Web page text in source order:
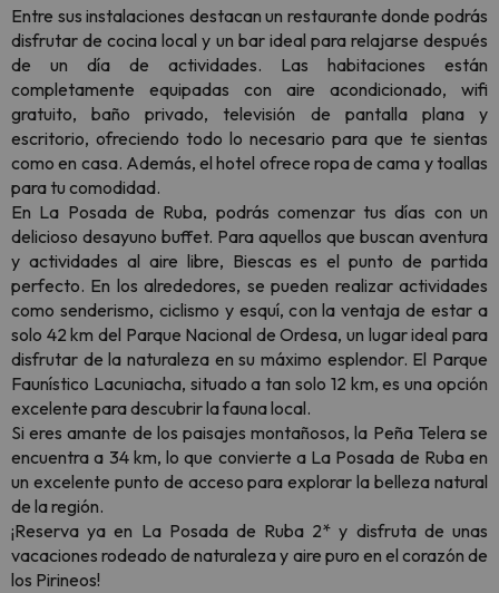
Entre sus instalaciones destacan un restaurante donde podrás
disfrutar de cocina local y un bar ideal para relajarse después
de un día de actividades. Las habitaciones están
completamente equipadas con aire acondicionado, wifi
gratuito, baño privado, televisión de pantalla plana y
escritorio, ofreciendo todo lo necesario para que te sientas
como en casa. Además, el hotel ofrece ropa de cama y toallas
para tu comodidad.
En La Posada de Ruba, podrás comenzar tus días con un
delicioso desayuno buffet. Para aquellos que buscan aventura
y actividades al aire libre, Biescas es el punto de partida
perfecto. En los alrededores, se pueden realizar actividades
como senderismo, ciclismo y esquí, con la ventaja de estar a
solo 42 km del Parque Nacional de Ordesa, un lugar ideal para
disfrutar de la naturaleza en su máximo esplendor. El Parque
Faunístico Lacuniacha, situado a tan solo 12 km, es una opción
excelente para descubrir la fauna local.
Si eres amante de los paisajes montañosos, la Peña Telera se
encuentra a 34 km, lo que convierte a La Posada de Ruba en
un excelente punto de acceso para explorar la belleza natural
de la región.
¡Reserva ya en La Posada de Ruba 2* y disfruta de unas
vacaciones rodeado de naturaleza y aire puro en el corazón de
los Pirineos!